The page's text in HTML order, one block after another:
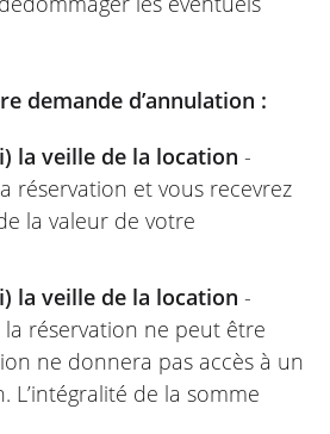
pu m'en procurer une
200%.
demande d’annulation :
la veille de la location -
réservation et vous recevrez
la valeur de votre
la veille de la location -
la réservation ne peut être
ne donnera pas accès à un
L’intégralité de la somme